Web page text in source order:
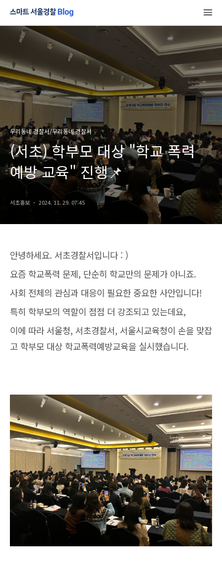
우리동네 경찰서/우리동네 경찰서
(서초) 학부모 대상 "학교 폭력
예방 교육" 진행📌
서초홍보 2024. 11. 29. 07:45
안녕하세요. 서초경찰서입니다 : )
요즘 학교폭력 문제, 단순히 학교만의 문제가 아니죠.
사회 전체의 관심과 대응이 필요한 중요한 사안입니다!
특히 학부모의 역할이 점점 더 강조되고 있는데요,
이에 따라 서울청, 서초경찰서, 서울시교육청이 손을 맞잡
고 학부모 대상 학교폭력예방교육을 실시했습니다.